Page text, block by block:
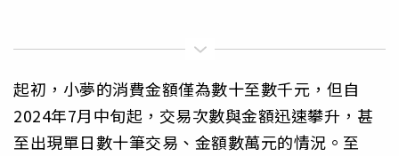
起初，小夢的消費金額僅為數十至數千元，但自
2024年7月中旬起，交易次數與金額迅速攀升，甚
至出現單日數十筆交易、金額數萬元的情況。至